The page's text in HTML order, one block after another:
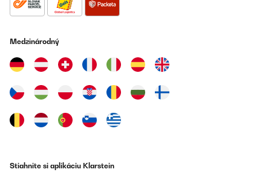
Medzinárodný
Stiahnite si aplikáciu Klarstein